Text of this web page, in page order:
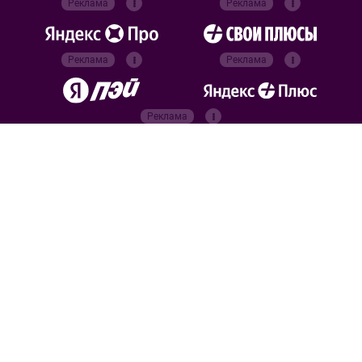
Реклама Реклама
Реклама Реклама
Реклама